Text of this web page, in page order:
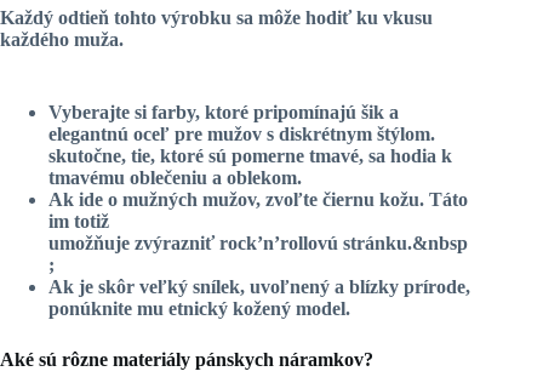
Každý odtieň tohto výrobku sa môže hodiť ku vkusu
každého muža.
Vyberajte si farby, ktoré pripomínajú šik a
elegantnú oceľ pre mužov s diskrétnym štýlom.
skutočne, tie, ktoré sú pomerne tmavé, sa hodia k
tmavému oblečeniu a oblekom.
Ak ide o mužných mužov, zvoľte čiernu kožu. Táto
im totiž
umožňuje zvýrazniť rock’n’rollovú stránku.&nbsp
;
Ak je skôr veľký snílek, uvoľnený a blízky prírode,
ponúknite mu etnický kožený model.
Aké sú rôzne materiály pánskych náramkov?